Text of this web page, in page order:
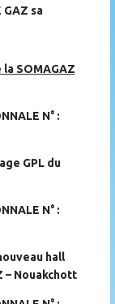
GAZ sa
SOMAGAZ
N° :
GPL du
N° :
hall
– Nouakchott